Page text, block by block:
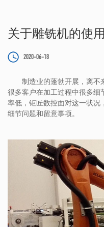
关于雕铣机的使
2020-06-18
制造业的蓬勃开展，离不
很多客户在加工过程中很多
率低，钜匠数控面对这一状
细节问题和留意事项。